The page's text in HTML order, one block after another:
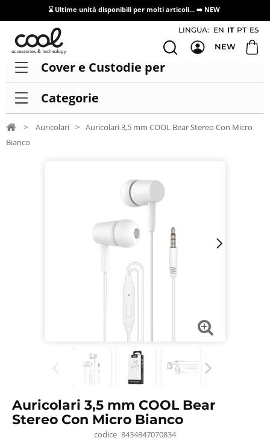
⌛ Ultime unità disponibili per molti articoli... ➡️ NEW
Accesso/registrazione distributori
LINGUA: EN IT PT ES
NEW
Cover e Custodie per
Categorie
> Auricolari > Auricolari 3,5 mm COOL Bear Stereo Con Micro
Bianco
Auricolari 3,5 mm COOL Bear
Stereo Con Micro Bianco
codice 8434847070834